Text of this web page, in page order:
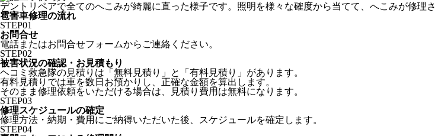
デントリペアで全てのへこみが綺麗に直った様子です。照明を様々な確度から当てて、へこみが修理
雹害車修理の流れ
STEP01
お問合せ
電話またはお問合せフォームからご連絡ください。
STEP02
被害状況の確認・お見積もり
ヘコミ救急隊の見積りは「無料見積り」と「有料見積り」があります。
有料見積りでは車を数日お預かりし、正確な金額を算出します。
そのまま修理依頼をいただける場合は、見積り費用は無料になります。
STEP03
修理スケジュールの確定
修理方法・納期・費用にご納得いただいた後、スケジュールを確定します。
STEP04